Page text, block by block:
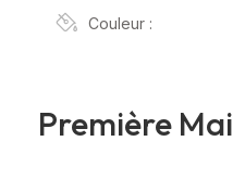
Couleur :
Première